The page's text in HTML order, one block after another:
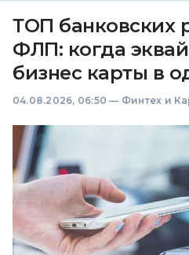
ТОП банковских
ФЛП: когда
бизнес карты в
04.08.2026, 06:50 — Финтех и